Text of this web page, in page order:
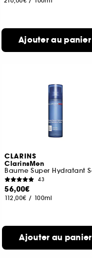
Ajouter au panier
CLARINS
ClarinsMen
43
56,00€
112,00€ / 100ml
Ajouter au panier